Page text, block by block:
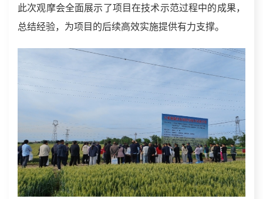
此次观摩会全面展示了项目在技术示范过程中的成果，
总结经验，为项目的后续高效实施提供有力支撑。